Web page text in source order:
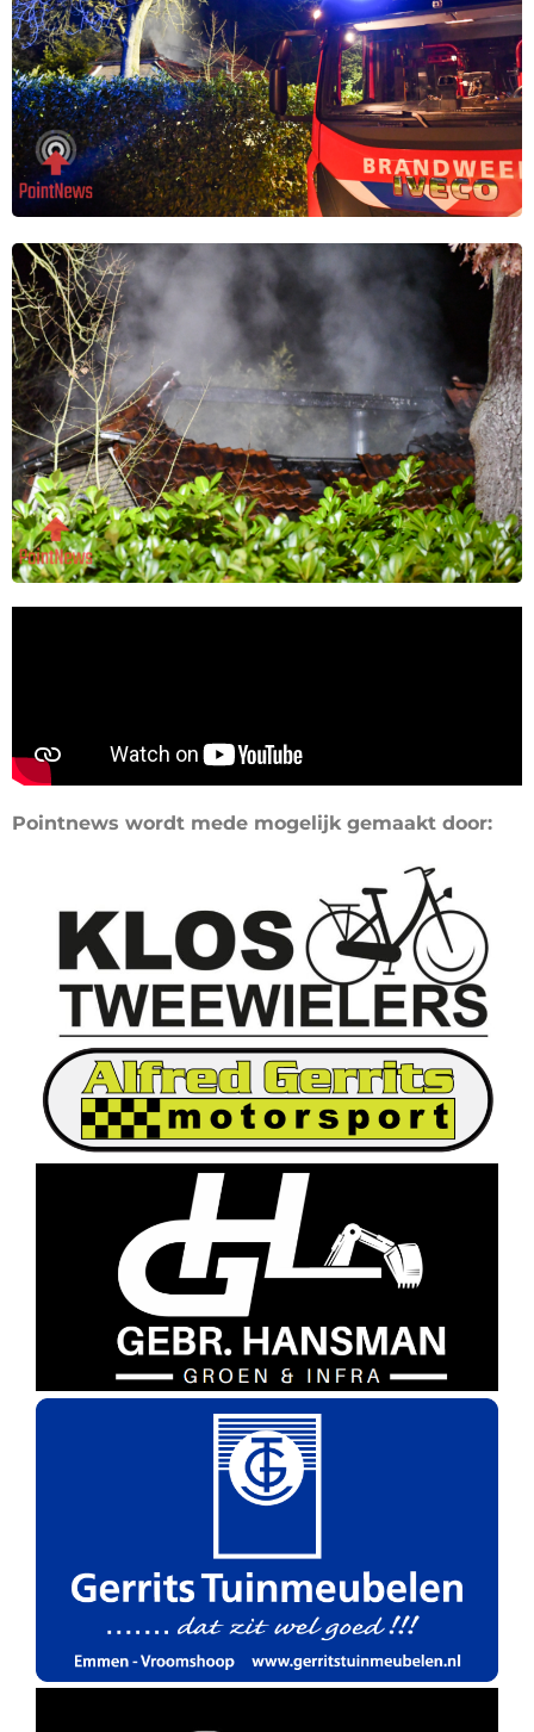
Pointnews wordt mede mogelijk gemaakt door: